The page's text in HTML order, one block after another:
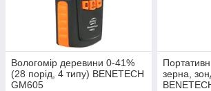
Вологомір деревини 0-41%
(28 порід, 4 типу) BENETECH
GM605
зерна,